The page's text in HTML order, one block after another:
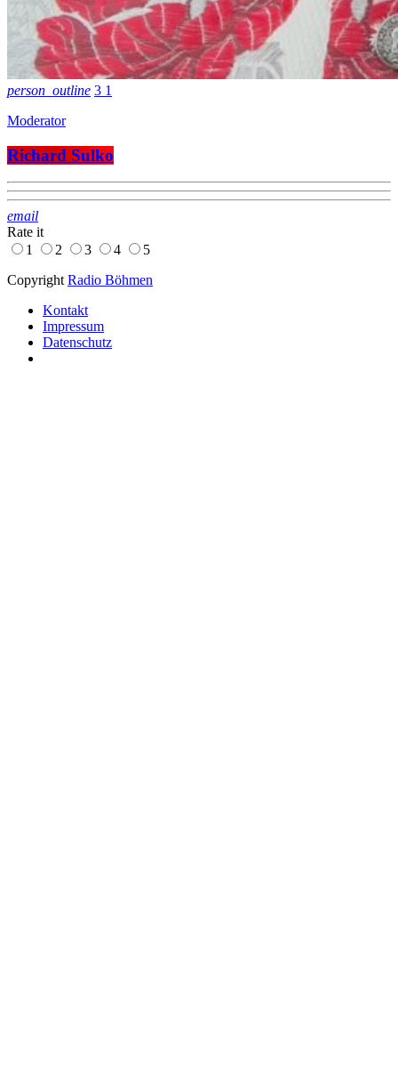
person_outline 3 1
Moderator
Richard Sulko
email
Rate it
1
2 3 4
5
Copyright Radio Böhmen
Kontakt
Impressum
Datenschutz